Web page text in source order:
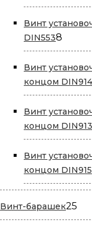
Винт
DIN5538
Винт
концом DIN914
Винт
концом DIN913
Винт
концом DIN915
Винт-барашек25